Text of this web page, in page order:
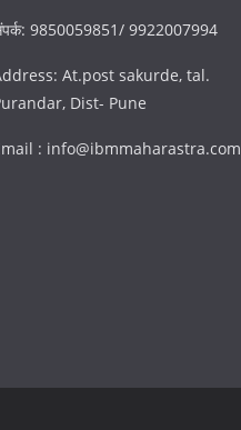
9850059851/ 9922007994
At.post sakurde, tal.
Dist- Pune
: info@ibmmaharastra.com